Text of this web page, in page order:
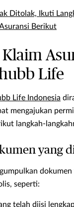
Ditolak, Ikuti
Berikut
Life
Life Indonesia
mengajukan
langkah-
yang
seperti:
telah diisi